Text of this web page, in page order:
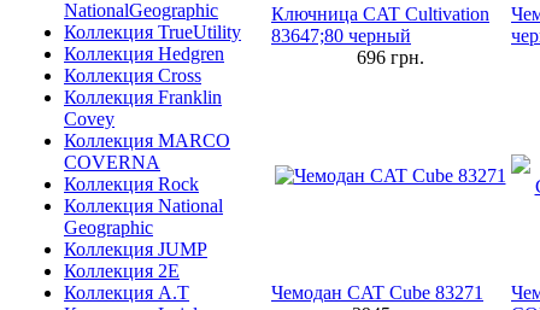
NationalGeographic
Коллекция TrueUtility
Коллекция Hedgren
Коллекция Cross
Коллекция Franklin
Covey
Коллекция MARCO
COVERNA
Коллекция Rock
Коллекция National
Geographic
Коллекция JUMP
Коллекция 2E
Коллекция A.T
Ключница CAT Cultivation
83647;80 черный
696грн.
Чемодан CAT Cube 83271